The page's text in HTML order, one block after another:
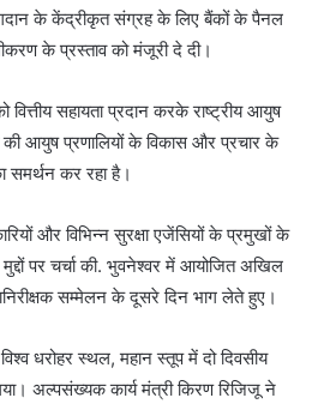
के केंद्रीकृत संग्रह के लिए बैंकों के पैनल
के प्रस्ताव को मंजूरी दे दी।
सहायता प्रदान करके राष्ट्रीय आयुष
आयुष प्रणालियों के विकास और प्रचार के
समर्थन कर रहा है।
और विभिन्न सुरक्षा एजेंसियों के प्रमुखों के
पर चर्चा की. भुवनेश्वर में आयोजित अखिल
सम्मेलन के दूसरे दिन भाग लेते हुए।
धरोहर स्थल, महान स्तूप में दो दिवसीय
अल्पसंख्यक कार्य मंत्री किरण रिजिजू ने